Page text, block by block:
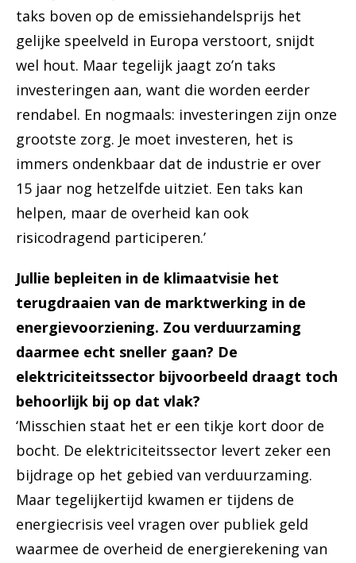
taks boven op de emissiehandelsprijs het
gelijke speelveld in Europa verstoort, snijdt
wel hout. Maar tegelijk jaagt zo’n taks
investeringen aan, want die worden eerder
rendabel. En nogmaals: investeringen zijn onze
grootste zorg. Je moet investeren, het is
immers ondenkbaar dat de industrie er over
15 jaar nog hetzelfde uitziet. Een taks kan
helpen, maar de overheid kan ook
risicodragend participeren.’
Jullie bepleiten in de klimaatvisie het
terugdraaien van de marktwerking in de
energievoorziening. Zou verduurzaming
daarmee echt sneller gaan? De
elektriciteitssector bijvoorbeeld draagt toch
behoorlijk bij op dat vlak?
‘Misschien staat het er een tikje kort door de
bocht. De elektriciteitssector levert zeker een
bijdrage op het gebied van verduurzaming.
Maar tegelijkertijd kwamen er tijdens de
energiecrisis veel vragen over publiek geld
waarmee de overheid de energierekening van